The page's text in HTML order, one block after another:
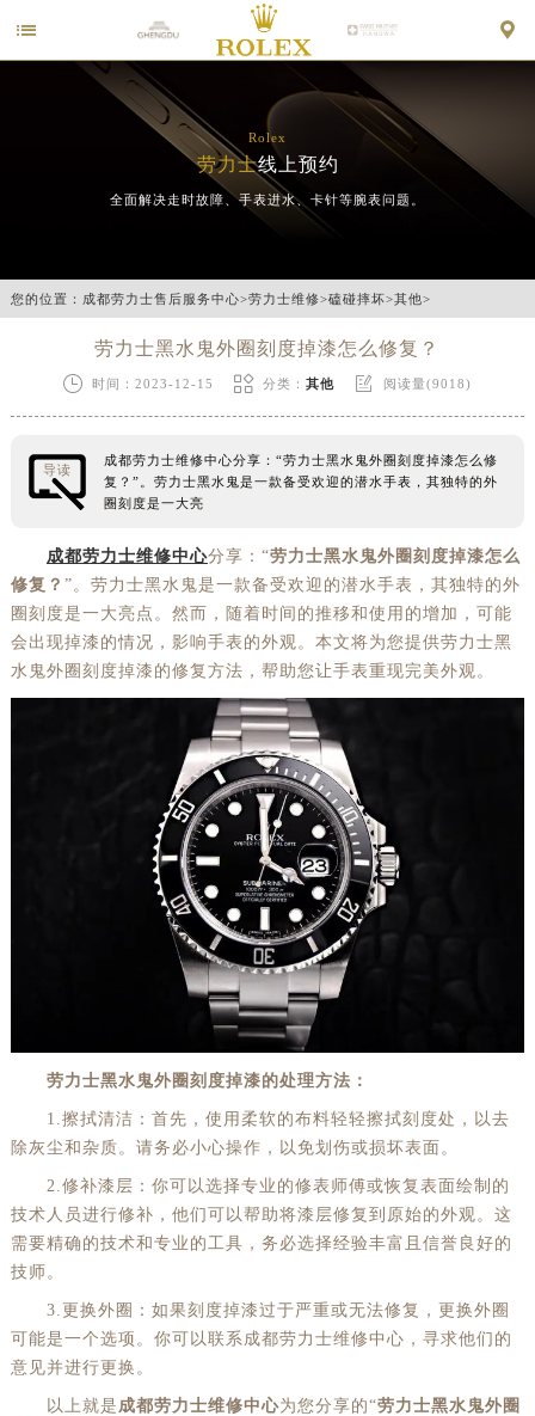
 
Rolex
劳力士线上预约
全面解决走时故障、手表进水、卡针等腕表问题。
您的位置： 成都劳力士售后服务中心>劳力士维修>磕碰摔坏>其他>
劳力士黑水鬼外圈刻度掉漆怎么修复？
 时间：2023-12-15  分类：其他  阅读量(9018)
导读
成都劳力士维修中心分享：“劳力士黑水鬼外圈刻度掉漆怎么修
复？”。劳力士黑水鬼是一款备受欢迎的潜水手表，其独特的外
圈刻度是一大亮
成都劳力士维修中心分享：“劳力士黑水鬼外圈刻度掉漆怎么
修复？ ”。劳力士黑水鬼是一款备受欢迎的潜水手表，其独特的外
圈刻度是一大亮点。然而，随着时间的推移和使用的增加，可能
会出现掉漆的情况，影响手表的外观。本文将为您提供劳力士黑
水鬼外圈刻度掉漆的修复方法，帮助您让手表重现完美外观。
劳力士黑水鬼外圈刻度掉漆的处理方法：
1.擦拭清洁：首先，使用柔软的布料轻轻擦拭刻度处，以去
除灰尘和杂质。请务必小心操作，以免划伤或损坏表面。
2.修补漆层：你可以选择专业的修表师傅或恢复表面绘制的
技术人员进行修补，他们可以帮助将漆层修复到原始的外观。这
需要精确的技术和专业的工具，务必选择经验丰富且信誉良好的
技师。
3.更换外圈：如果刻度掉漆过于严重或无法修复，更换外圈
可能是一个选项。你可以联系成都劳力士维修中心，寻求他们的
意见并进行更换。
以上就是 成都劳力士维修中心为您分享的“劳力士黑水鬼外圈